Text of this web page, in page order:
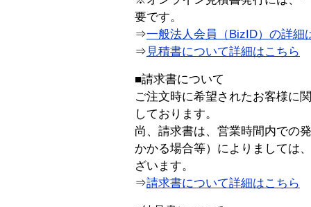
要です。
⇒一般法人会員（BizID）の詳細
⇒ 見積書について詳細はこちら
■請求書について
ご注文時に希望されたお客様に
しております。
尚、請求書は、営業時間内での
かかる場合等）によりましては
ざいます。
⇒請求書について詳細はこちら